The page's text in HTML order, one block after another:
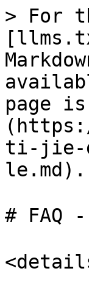
> For
page
ti-jie-
le.md).
# FAQ -